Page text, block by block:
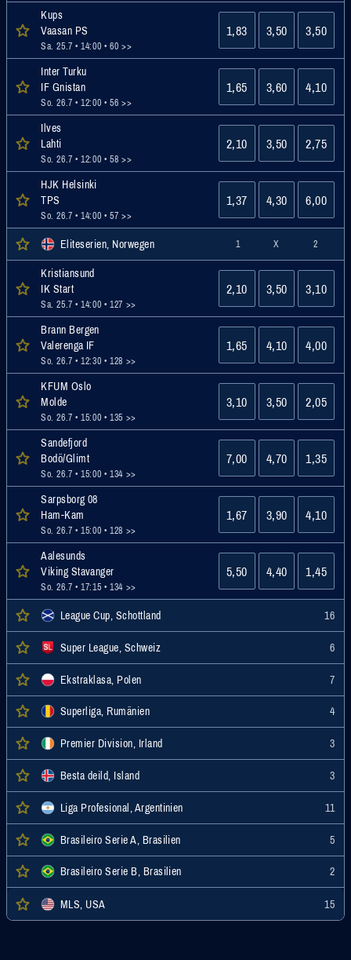
Kups
Vaasan PS
Sa. 25.7 • 14:00 • 60 >>
1,83 3,50 3,50
Inter Turku
IF Gnistan
So. 26.7 • 12:00 • 56 >>
1,65 3,60 4,10
Ilves
Lahti
So. 26.7 • 12:00 • 58 >>
2,10 3,50 2,75
HJK Helsinki
TPS
So. 26.7 • 14:00 • 57 >>
1,37 4,30 6,00
Eliteserien, Norwegen 1 X 2
Kristiansund
IK Start
Sa. 25.7 • 14:00 • 127 >>
2,10 3,50 3,10
Brann Bergen
Valerenga IF
So. 26.7 • 12:30 • 128 >>
1,65 4,10 4,00
KFUM Oslo
Molde
So. 26.7 • 15:00 • 135 >>
3,10 3,50 2,05
Sandefjord
Bodö/Glimt
So. 26.7 • 15:00 • 134 >>
7,00 4,70 1,35
Sarpsborg 08
Ham-Kam
So. 26.7 • 15:00 • 128 >>
1,67 3,90 4,10
Aalesunds
Viking Stavanger
So. 26.7 • 17:15 • 134 >>
5,50 4,40 1,45
League Cup, Schottland 16
Super League, Schweiz 6
Ekstraklasa, Polen 7
Superliga, Rumänien 4
Premier Division, Irland 3
Besta deild, Island 3
Liga Profesional, Argentinien 11
Brasileiro Serie A, Brasilien 5
Brasileiro Serie B, Brasilien 2
MLS, USA 15